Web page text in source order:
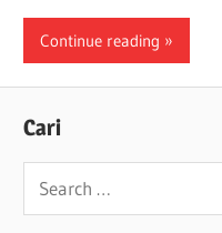
Continue reading
Cari
Search
for: